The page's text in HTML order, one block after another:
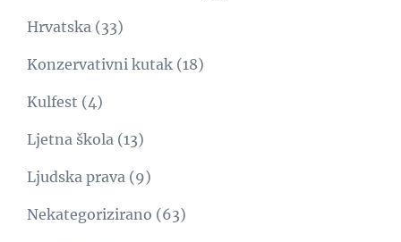
Hrvatska (33)
Konzervativni kutak (18)
Kulfest (4)
Ljetna škola (13)
Ljudska prava (9)
Nekategorizirano (63)